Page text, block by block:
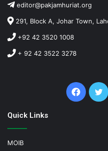
editor@pakjamhuriat.org
291, Block A, Johar Town,
+92 42 3520 1008
+ 92 42 3522 3278
Quick Links
MOIB